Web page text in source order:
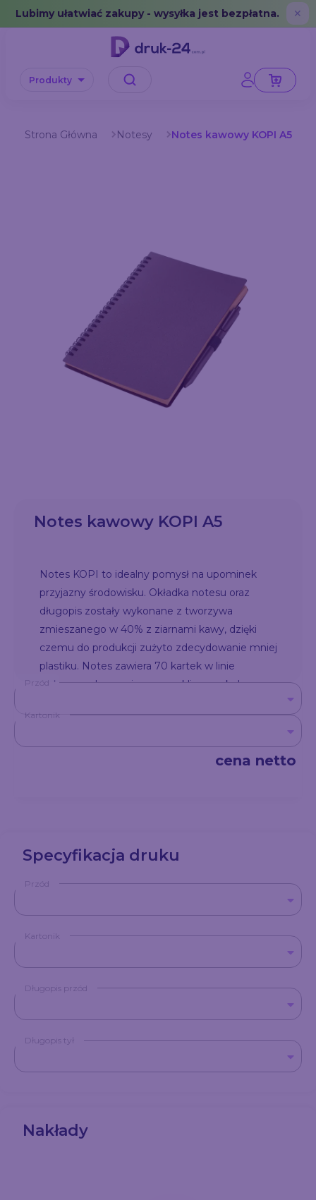
Error: No data in cache or invalid format
Lubimy ułatwiać zakupy - wysyłka jest bezpłatna. ✕
Produkty
Strona Główna Notesy Notes kawowy KOPI A5
Notes kawowy KOPI A5
Notes KOPI to idealny pomysł na upominek
przyjazny środowisku. Okładka notesu oraz
długopis zostały wykonane z tworzywa
zmieszanego w 40% z ziarnami kawy, dzięki
czemu do produkcji zużyto zdecydowanie mniej
plastiku. Notes zawiera 70 kartek w linie
wykonanych z papieru z recyklingu w kolorze
wkładem w kolorze niebieskim. Całość
idealnie wpisujący się w trend ekologiczny.
Przód
Kartonik
cena netto
Specyfikacja druku
Przód
Kartonik
Długopis przód
Długopis tył
Nakłady